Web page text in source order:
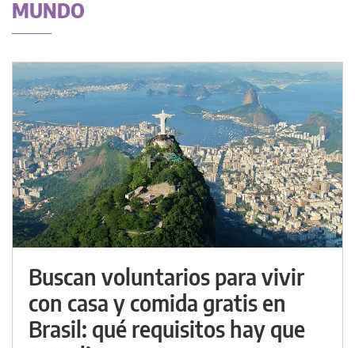
MUNDO
Buscan voluntarios para vivir
con casa y comida gratis en
Brasil: qué requisitos hay que